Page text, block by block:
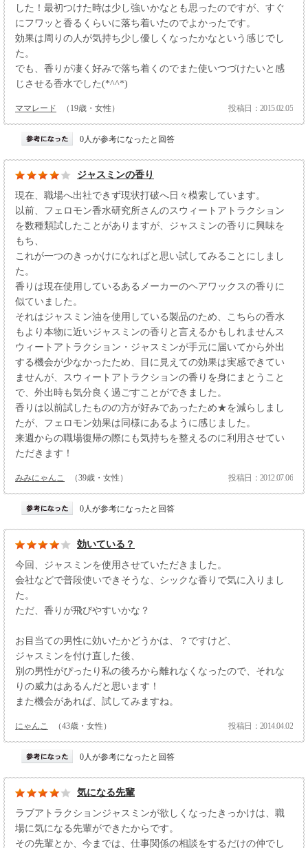
した！最初つけた時は少し強いかなとも思ったのですが、すぐ
にフワッと香るくらいに落ち着いたのでよかったです。
効果は周りの人が気持ち少し優しくなったかなという感じでし
た。
でも、香りが凄く好みで落ち着くのでまた使いつづけたいと感
じさせる香水でした(*^^*)
ママレード （19歳・女性） 投稿日：2015.02.05
0人が参考になったと回答
ジャスミンの香り
現在、職場へ出社できず現状打破へ日々模索しています。
以前、フェロモン香水研究所さんのスウィートアトラクション
を数種類試したことがありますが、ジャスミンの香りに興味を
もち、
これが一つのきっかけになればと思い試してみることにしまし
た。
香りは現在使用しているあるメーカーのヘアワックスの香りに
似ていました。
それはジャスミン油を使用している製品のため、こちらの香水
もより本物に近いジャスミンの香りと言えるかもしれませんス
ウィートアトラクション・ジャスミンが手元に届いてから外出
する機会が少なかったため、目に見えての効果は実感できてい
ませんが、スウィートアトラクションの香りを身にまとうこと
で、外出時も気分良く過ごすことができました。
香りは以前試したものの方が好みであったため★を減らしまし
たが、フェロモン効果は同様にあるように感じました。
来週からの職場復帰の際にも気持ちを整えるのに利用させてい
ただきます！
みみにゃんこ （39歳・女性） 投稿日：2012.07.06
0人が参考になったと回答
効いている？
今回、ジャスミンを使用させていただきました。
会社などで普段使いできそうな、シックな香りで気に入りまし
た。
ただ、香りが飛びやすいかな？
お目当ての男性に効いたかどうかは、？ですけど、
ジャスミンを付け直した後、
別の男性がぴったり私の後ろから離れなくなったので、それな
りの威力はあるんだと思います！
また機会があれば、試してみますね。
にゃんこ （43歳・女性） 投稿日：2014.04.02
0人が参考になったと回答
気になる先輩
ラブアトラクションジャスミンが欲しくなったきっかけは、職
場に気になる先輩ができたからです。
その先輩とか、今までは、仕事関係の相談をするだけの仲でし